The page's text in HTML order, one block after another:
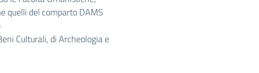
quelli del comparto DAMS
Culturali, di Archeologia e